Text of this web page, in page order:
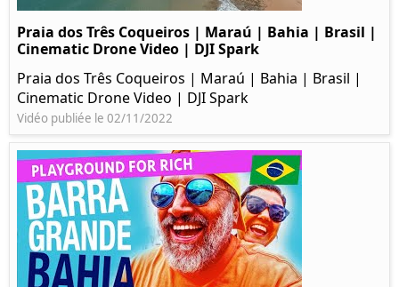
Praia dos Três Coqueiros | Maraú | Bahia | Brasil |
Cinematic Drone Video | DJI Spark
Praia dos Três Coqueiros | Maraú | Bahia | Brasil |
Cinematic Drone Video | DJI Spark
Vidéo publiée le 02/11/2022